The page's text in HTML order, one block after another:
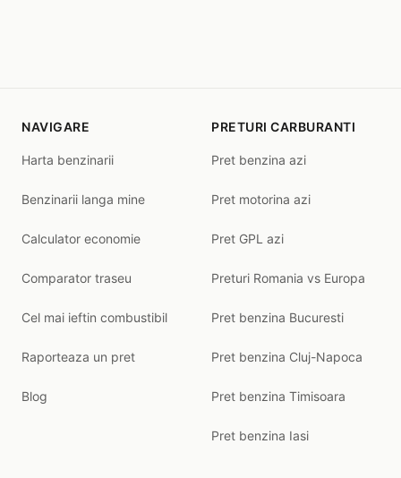
NAVIGARE
Harta benzinarii
Benzinarii langa mine
Calculator economie
Comparator traseu
Cel mai ieftin combustibil
Raporteaza un pret
Blog
PRETURI CARBURANTI
Pret benzina azi
Pret motorina azi
Pret GPL azi
Preturi Romania vs Europa
Pret benzina Bucuresti
Pret benzina Cluj-Napoca
Pret benzina Timisoara
Pret benzina Iasi